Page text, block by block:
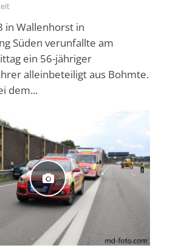
in Wallenhorst in
Süden verunfallte am
ein 56-jähriger
alleinbeteiligt aus Bohmte.
dem...